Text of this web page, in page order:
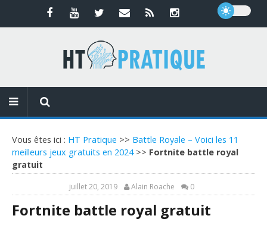
Vous êtes ici : HT Pratique >> Battle Royale – Voici les 11
meilleurs jeux gratuits en 2024>> Fortnite battle royal
gratuit
juillet 20, 2019 Alain Roache 0
Fortnite battle royal gratuit